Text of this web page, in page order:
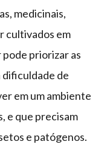
medicinais,
cultivados em
priorizar as
dificuldade de
em um ambiente
e que precisam
e patógenos.